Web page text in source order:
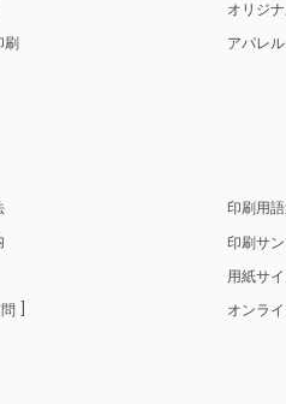
刷
オリジ
アパレ
印刷用
印刷サ
用紙サ
オンラ